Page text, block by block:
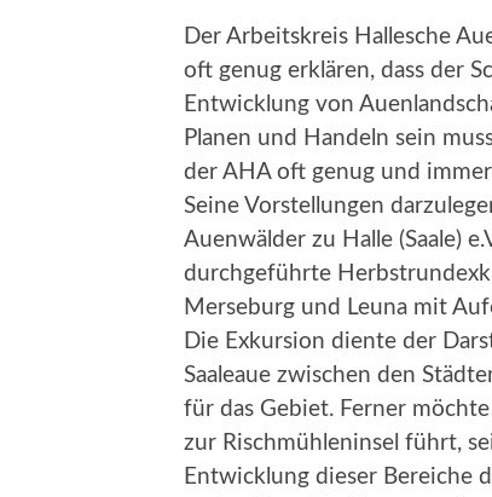
Der Arbeitskreis Hallesche
oft genug erklären, dass der
Entwicklung von
Planen und Handeln sein
der AHA oft genug und
Seine Vorstellungen
Auenwälder zu Halle (Saale)
durchgeführte
Merseburg und Leuna mit
Die Exkursion diente der
Saaleaue zwischen den
für das Gebiet. Ferner
zur Rischmühleninsel führt,
Entwicklung dieser Bereiche